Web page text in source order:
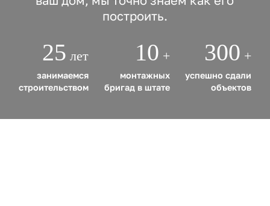
построить.
25 лет
занимаемся
строительством
10 +
монтажных
бригад в штате
300 +
успешно сдали
объектов